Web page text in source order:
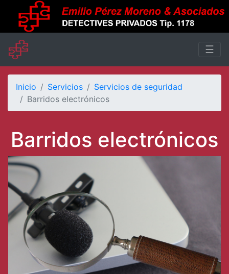
☰
Inicio Servicios
Servicios de seguridad
Barridos electrónicos
Barridos electrónicos